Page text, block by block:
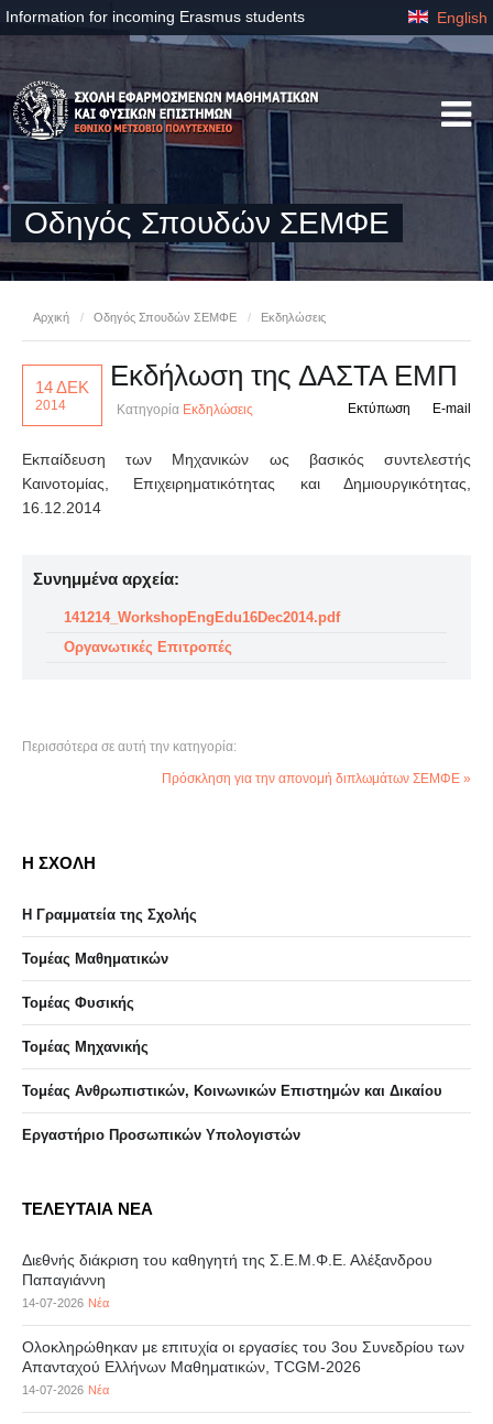
Information for incoming Erasmus students English
Οδηγός Σπουδών ΣΕΜΦΕ
Αρχική / Οδηγός Σπουδών ΣΕΜΦΕ / Εκδηλώσεις
14 ΔΕΚ
2014
Εκδήλωση της ΔΑΣΤΑ ΕΜΠ
Κατηγορία Εκδηλώσεις E-mail
Εκτύπωση
Εκπαίδευση των Μηχανικών ως βασικός συντελεστής
Καινοτομίας, Επιχειρηματικότητας και Δημιουργικότητας,
16.12.2014
Συνημμένα αρχεία:
141214_WorkshopEngEdu16Dec2014.pdf
Οργανωτικές Επιτροπές
Περισσότερα σε αυτή την κατηγορία:
Πρόσκληση για την απονομή διπλωμάτων ΣΕΜΦΕ »
Η ΣΧΟΛΗ
Η Γραμματεία της Σχολής
Τομέας Μαθηματικών
Τομέας Φυσικής
Τομέας Μηχανικής
Τομέας Ανθρωπιστικών, Κοινωνικών Επιστημών και Δικαίου
Eργαστήριo Προσωπικών Υπολογιστών
ΤΕΛΕΥΤΑΙΑ ΝΕΑ
Διεθνής διάκριση του καθηγητή της Σ.Ε.Μ.Φ.Ε. Αλέξανδρου
Παπαγιάννη
14-07-2026 Νέα
Ολοκληρώθηκαν με επιτυχία οι εργασίες του 3ου Συνεδρίου των
Απανταχού Ελλήνων Μαθηματικών, TCGM-2026
14-07-2026 Νέα